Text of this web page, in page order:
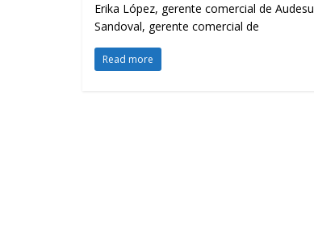
Erika López, gerente comercial de
Sandoval, gerente comercial de
Read more